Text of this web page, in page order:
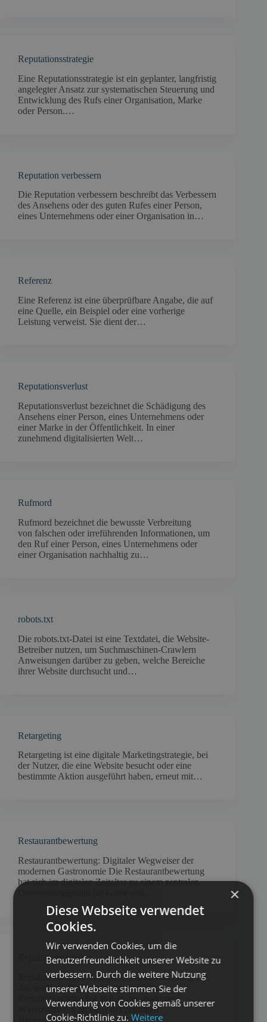
Reputationsstrategie
Eine Reputationsstrategie ist ein geplanter, langfristig
angelegter Ansatz zur systematischen Steuerung und
Entwicklung des Rufs einer Organisation, Marke
oder Person.…
Reputation verbessern
Die Reputation verbessern beschreibt das Verbessern
des Ansehens oder des guten Rufes einer Person,
eines Unternehmens oder einer Organisation in…
Referenz
Eine Referenz ist eine überprüfbare Angabe, die auf
eine Quelle, ein Beispiel oder eine vorherige
Leistung verweist. Sie dient der…
Reputationsverlust
Reputationsverlust bezeichnet die Schädigung des
Ansehens einer Person, eines Unternehmens oder
einer Marke in der Öffentlichkeit. In einer
zunehmend digitalisierten Welt…
Rufmord
Rufmord bezeichnet die bewusste Verbreitung
von falschen oder irreführenden Informationen, um
den Ruf einer Person, eines Unternehmens oder
einer Organisation nachhaltig zu…
robots.txt
Die robots.txt-Datei ist eine Textdatei, die Website-
Betreiber nutzen, um Suchmaschinen-Crawlern
Anweisungen darüber zu geben, welche Bereiche
ihrer Website durchsucht und…
Retargeting
Retargeting ist eine digitale Marketingstrategie, bei
der Nutzer, die eine Website besucht oder eine
bestimmte Aktion ausgeführt haben, erneut mit…
Restaurantbewertung
Restaurantbewertung: Digitaler Wegweiser der
modernen Gastronomie Die Restaurantbewertung
hat sich im digitalen Zeitalter zu einem zentralen
Reputationsrisiko
Reputationsrisiko: Komplexe Herausforderung für
das moderne Risikomanagement Das
Reputationsrisiko hat sich in der modernen
Wirtschaftswelt zu einer der zentralen
Herausforderungen…
×
Diese Webseite verwendet
Cookies.
Wir verwenden Cookies, um die
Benutzerfreundlichkeit unserer Website zu
verbessern. Durch die weitere Nutzung
unserer Webseite stimmen Sie der
Verwendung von Cookies gemäß unserer
Cookie-Richtlinie zu.Weitere